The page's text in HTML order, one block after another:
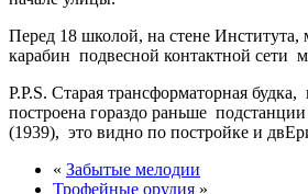
Перед 18 школой, на стене Института,
карабин подвесной контактной сети
P.P.S. Старая трансформаторная
построена гораздо раньше
(1939), это видно по постройке и
« Забытые мелодии
Трофейные орудия »